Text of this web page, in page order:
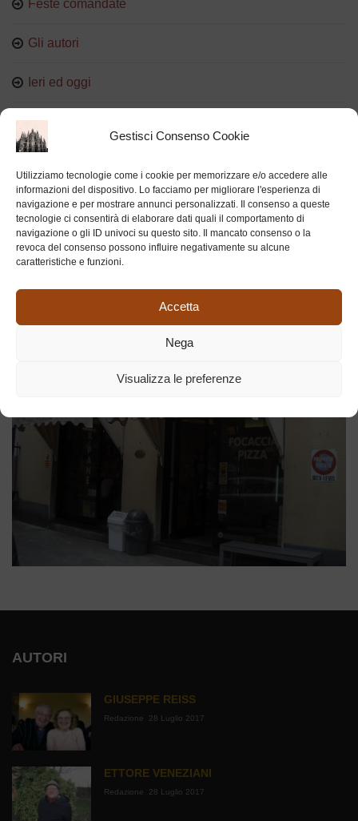
Gestisci Consenso Cookie
Utilizziamo tecnologie come i cookie per memorizzare e/o accedere alle
informazioni del dispositivo. Lo facciamo per migliorare l'esperienza di
navigazione e per mostrare annunci personalizzati. Il consenso a queste
tecnologie ci consentirà di elaborare dati quali il comportamento di
navigazione o gli ID univoci su questo sito. Il mancato consenso o la
revoca del consenso possono influire negativamente su alcune
caratteristiche e funzioni.
Accetta
Nega
Visualizza le preferenze
Feste comandate
Gli autori
Ieri ed oggi
Persone e luoghi del cuore
Ricordi
AUTORI
GIUSEPPE REISS
Redazione 28 Luglio 2017
ETTORE VENEZIANI
Redazione 28 Luglio 2017